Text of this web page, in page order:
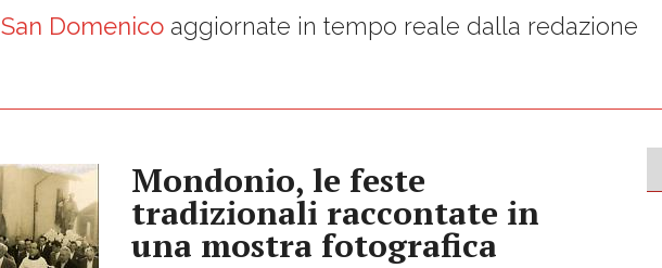
San Domenico aggiornate in tempo reale dalla redazione
Mondonio, le feste
tradizionali raccontate in
una mostra fotografica